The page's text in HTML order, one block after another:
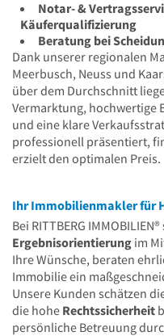
Notar- &
Käuferqualifizierung
Beratung bei
Dank unserer regionalen
Meerbusch, Neuss und
über dem Durchschnitt
Vermarktung, hochwertige
und eine klare
professionell präsentiert,
erzielt den optimalen Preis.
Bei RITTBERG
Ergebnisorientierung im
Ihre Wünsche, beraten
Immobilie ein
Unsere Kunden schätzen
die hohe Rechtssicherheit
persönliche Betreuung